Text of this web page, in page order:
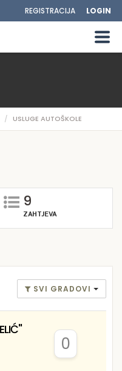
REGISTRACIJA LOGIN
USLUGE AUTOŠKOLE
9
ZAHTJEVA
SVI GRADOVI
0